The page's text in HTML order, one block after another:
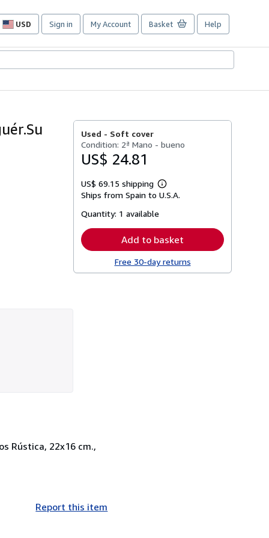
USD
Site
preferences
Sign in My Account Basket Help
Used - Soft cover
Condition: 2ª Mano - bueno
US$ 24.81
US$ 69.15 shipping
Learn
more
Ships from Spain to U.S.A.
Quantity: 1 available
Add to basket
Free 30-day returns
Rústica, 22x16 cm.,
Report this item